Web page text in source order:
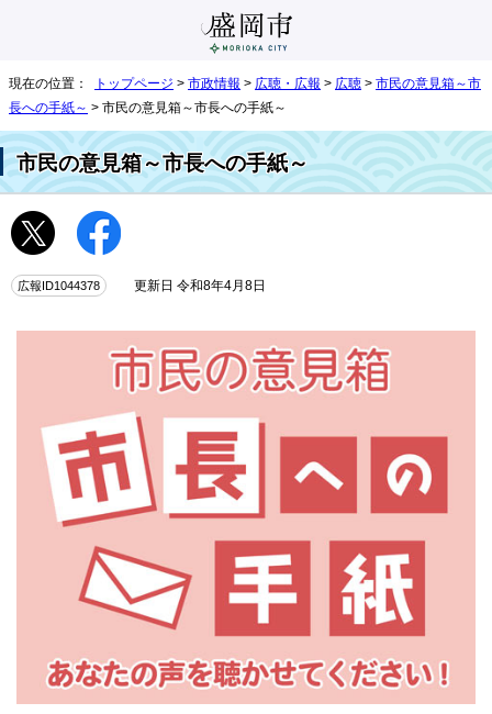
現在の位置： トップページ > 市政情報 > 広聴・広報 > 広聴 > 市民の意見箱～市
長への手紙～ > 市民の意見箱～市長への手紙～
市民の意見箱～市長への手紙～
広報ID1044378 更新日 令和8年4月8日